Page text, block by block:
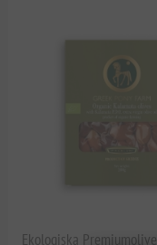
Ekologiska